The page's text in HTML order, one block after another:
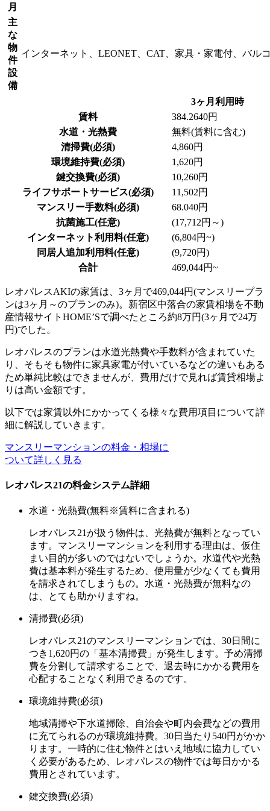
月
主
な
物
件
設
備
インターネット、LEONET、CAT、家具・家電付、バル
3ヶ月利用時
賃料
384.2640円
水道・光熱費
無料(賃料に含む)
清掃費(必須)
4,860円
環境維持費(必須)
1,620円
鍵交換費(必須)
10,260円
ライフサポートサービス(必須)
11,502円
マンスリー手数料(必須)
68.040円
抗菌施工(任意)
(17,712円～)
インターネット利用料(任意)
(6,804円~)
同居人追加利用料(任意)
(9,720円)
合計
469,044円~
レオパレスAKIの家賃は、3ヶ月で469,044円(マンスリープラ
ンは3ヶ月～のプランのみ)。新宿区中落合の家賃相場を不動
産情報サイトHOME’Sで調べたところ約8万円(3ヶ月で24万
円)でした。
レオパレスのプランは水道光熱費や手数料が含まれていた
り、そもそも物件に家具家電が付いているなどの違いもある
ため単純比較はできませんが、費用だけで見れば賃貸相場よ
りは高い金額です。
以下では家賃以外にかかってくる様々な費用項目について詳
細に解説していきます。
マンスリーマンションの料金・相場に
ついて詳しく見る
レオパレス21の料金システム詳細
水道・光熱費(無料※賃料に含まれる)
レオパレス21が扱う物件は、 光熱費が無料となってい
ます。マンスリーマンションを利用する理由は、仮住
まい目的が多いのではないでしょうか。水道代や光熱
費は基本料が発生するため、使用量が少なくても費用
を請求されてしまうもの。水道・光熱費が無料なの
は、とても助かりますね。
清掃費(必須)
レオパレス21のマンスリーマンションでは、 30日間に
つき1,620円の「基本清掃費」が発生します。予め清掃
費を分割して請求することで、退去時にかかる費用を
心配することなく利用できるのです。
環境維持費(必須)
地域清掃や下水道掃除、自治会や町内会費などの費用
に充てられるのが環境維持費。 30日当たり540円 がかか
ります。一時的に住む物件とはいえ地域に協力してい
く必要があるため、レオパレスの物件では毎日かかる
費用とされています。
鍵交換費(必須)